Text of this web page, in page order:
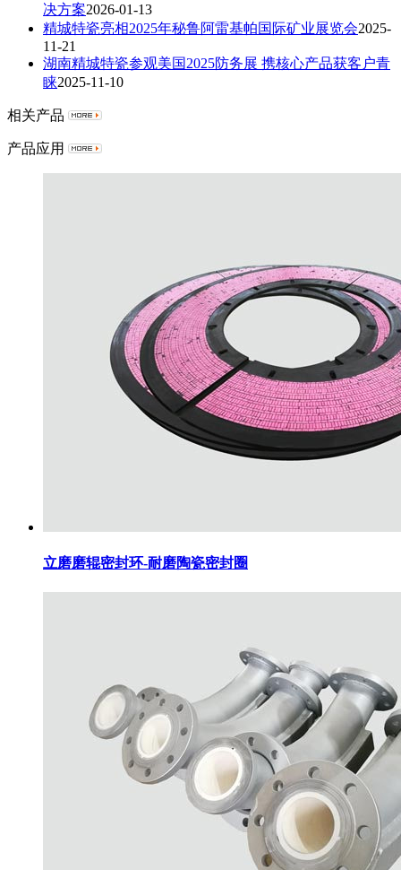
决方案2026-01-13
精城特瓷亮相2025年秘鲁阿雷基帕国际矿业展览会2025-
11-21
湖南精城特瓷参观美国2025防务展 携核心产品获客户青
睐2025-11-10
相关产品
产品应用
立磨磨辊密封环-耐磨陶瓷密封圈